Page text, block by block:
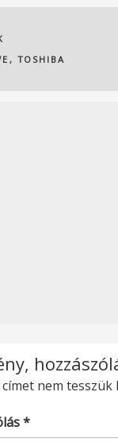
, TOSHIBA
nem tesszük
*